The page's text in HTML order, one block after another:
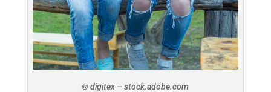
© digitex – stock.adobe.com